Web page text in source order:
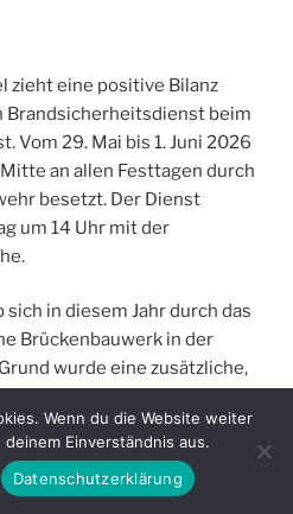
zieht eine positive Bilanz
Brandsicherheitsdienst beim
Vom 29. Mai bis 1. Juni 2026
an allen Festtagen durch
besetzt. Der Dienst
um 14 Uhr mit der
in diesem Jahr durch das
Brückenbauwerk in der
wurde eine zusätzliche,
schnelle Erreichbarkeit
zu können.
Wenn du die Website weiter
Einverständnis aus.
Datenschutzerklärung